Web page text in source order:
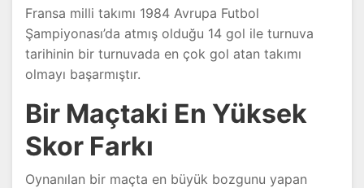
Fransa milli takımı 1984 Avrupa Futbol
Şampiyonası’da atmış olduğu 14 gol ile turnuva
tarihinin bir turnuvada en çok gol atan takımı
olmayı başarmıştır.
Bir Maçtaki En Yüksek
Skor Farkı
Oynanılan bir maçta en büyük bozgunu yapan